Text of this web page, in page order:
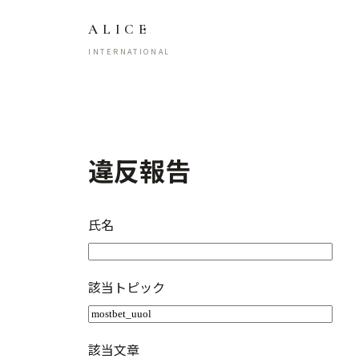
ALICE
INTERNATIONAL
違反報告
氏名
該当トピック
該当文章